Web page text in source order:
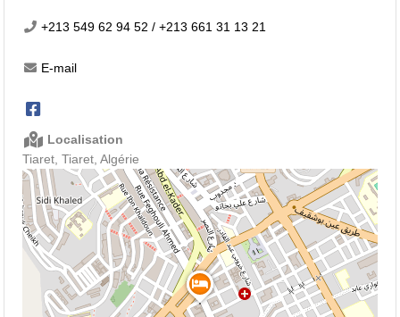
+213 549 62 94 52 / +213 661 31 13 21
E-mail
Localisation
Tiaret, Tiaret, Algérie